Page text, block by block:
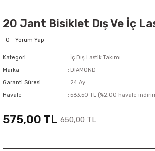
20 Jant Bisiklet Dış Ve İç
0 - Yorum Yap
Kategori
İç Dış Lastik Takımı
Marka
DIAMOND
Garanti Süresi
24 Ay
Havale
563,50 TL (%2,00 havale
575,00 TL 650,00 TL